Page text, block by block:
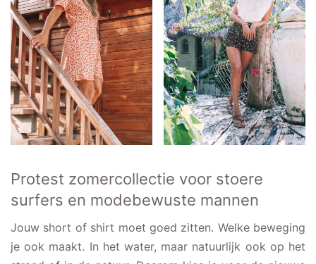
Protest zomercollectie voor stoere
surfers en modebewuste mannen
Jouw short of shirt moet goed zitten. Welke beweging
je ook maakt. In het water, maar natuurlijk ook op het